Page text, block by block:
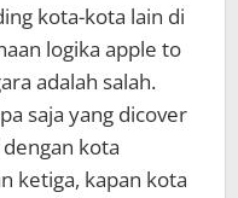
kota-kota lain di
logika apple to
adalah salah.
saja yang dicover
kota
ketiga, kapan kota